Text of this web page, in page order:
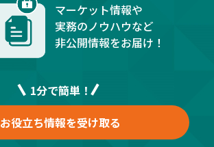
マーケット情報や
実務のノウハウなど
非公開情報をお届け！
1分で簡単！
お役立ち情報を受け取る